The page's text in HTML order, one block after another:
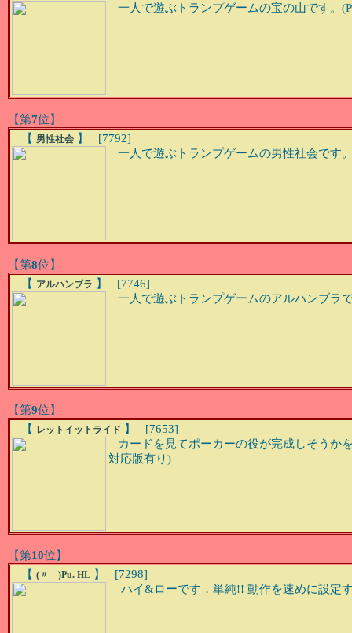
一人で遊ぶトランプゲームの宝の山です。
【第7位】
【 男性社会 】 [7792]
一人で遊ぶトランプゲームの男性社会です
【第8位】
【 アルハンブラ 】 [7746]
一人で遊ぶトランプゲームのアルハンブラ
【第9位】
【 レットイットライド 】 [7653]
カードを見てポーカーの役が完成しそうか
対応版有り)
【第10位】
【 (〃ゞ)Pu. HL 】 [7298]
ハイ&ローです．単純!! 動作を速めに設定